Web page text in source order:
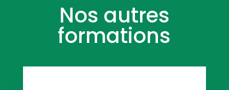
Nos autres
formations